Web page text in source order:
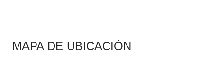
MAPA DE UBICACIÓN